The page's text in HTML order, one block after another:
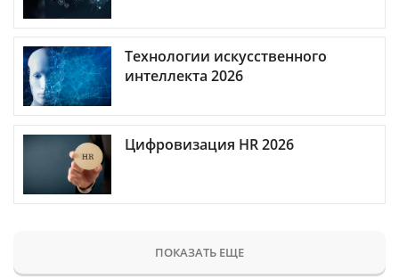
Технологии искусственного
интеллекта 2026
Цифровизация HR 2026
ПОКАЗАТЬ ЕЩЕ